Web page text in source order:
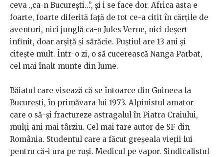
ceva „ca-n București…”, și i se face dor. Africa asta e
foarte, foarte diferită față de tot ce-a citit în cărțile de
aventuri, nici junglă ca-n Jules Verne, nici deșert
infinit, doar arșiță și sărăcie. Puștiul are 13 ani și
citește mult. Într-o zi, o să cucerească Nanga Parbat,
cel mai înalt munte din lume.
Băiatul care visează că se întoarce din Guineea la
București, în primăvara lui 1973. Alpinistul amator
care o să-și fractureze astragalul în Piatra Craiului,
mulți ani mai târziu. Cel mai tare autor de SF din
România. Studentul care a făcut greșeala vieții lui
pentru că-i ura pe ruși. Medicul pe vapor. Sindicalistul